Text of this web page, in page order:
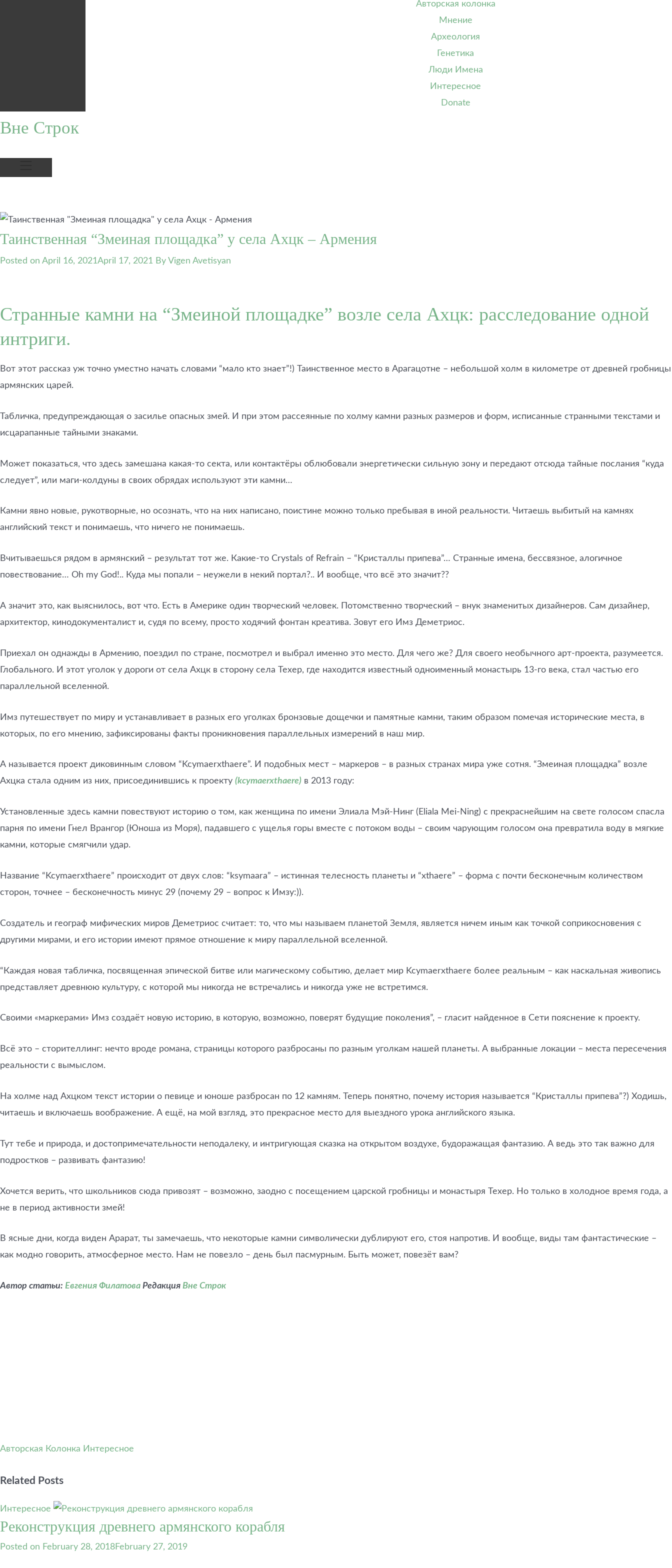
Авторская колонка
Мнение
Археология
Генетика
Люди Имена
Интересное
Donate
Вне Строк
Таинственная “Змеиная площадка” у села Ахцк – Армения
Posted on April 16, 2021April 17, 2021 By Vigen Avetisyan
Странные камни на “Змеиной площадке” возле села Ахцк: расследование одной
интриги.
Вот этот рассказ уж точно уместно начать словами “мало кто знает”!) Таинственное место в Арагацотне – небольшой холм в километре от древней гробницы
армянских царей.
Табличка, предупреждающая о засилье опасных змей. И при этом рассеянные по холму камни разных размеров и форм, исписанные странными текстами и
исцарапанные тайными знаками.
Может показаться, что здесь замешана какая-то секта, или контактёры облюбовали энергетически сильную зону и передают отсюда тайные послания “куда
следует”, или маги-колдуны в своих обрядах используют эти камни…
Камни явно новые, рукотворные, но осознать, что на них написано, поистине можно только пребывая в иной реальности. Читаешь выбитый на камнях
английский текст и понимаешь, что ничего не понимаешь.
Вчитываешься рядом в армянский – результат тот же. Какие-то Crystals of Refrain – “Кристаллы припева”… Странные имена, бессвязное, алогичное
повествование… Оh my God!.. Куда мы попали – неужели в некий портал?.. И вообще, что всё это значит??
А значит это, как выяснилось, вот что. Есть в Америке один творческий человек. Потомственно творческий – внук знаменитых дизайнеров. Сам дизайнер,
архитектор, кинодокументалист и, судя по всему, просто ходячий фонтан креатива. Зовут его Имз Деметриос.
Приехал он однажды в Армению, поездил по стране, посмотрел и выбрал именно это место. Для чего же? Для своего необычного арт-проекта, разумеется.
Глобального. И этот уголок у дороги от села Ахцк в сторону села Техер, где находится известный одноименный монастырь 13-го века, стал частью его
параллельной вселенной.
Имз путешествует по миру и устанавливает в разных его уголках бронзовые дощечки и памятные камни, таким образом помечая исторические места, в
которых, по его мнению, зафиксированы факты проникновения параллельных измерений в наш мир.
А называется проект диковинным словом “Kcymaerxthaere”. И подобных мест – маркеров – в разных странах мира уже сотня. “Змеиная площадка” возле
Ахцка стала одним из них, присоединившись к проекту (kcymaerxthaere) в 2013 году:
Установленные здесь камни повествуют историю о том, как женщина по имени Элиала Мэй-Нинг (Eliala Mei-Ning) с прекраснейшим на свете голосом спасла
парня по имени Гнел Врангор (Юноша из Моря), падавшего с ущелья горы вместе с потоком воды – своим чарующим голосом она превратила воду в мягкие
камни, которые смягчили удар.
Название “Kcymaerxthaere” происходит от двух слов: “ksymaara” – истинная телесность планеты и “xthaere” – форма с почти бесконечным количеством
сторон, точнее – бесконечность минус 29 (почему 29 – вопрос к Имзу:)).
Создатель и географ мифических миров Деметриос считает: то, что мы называем планетой Земля, является ничем иным как точкой соприкосновения с
другими мирами, и его истории имеют прямое отношение к миру параллельной вселенной.
“Каждая новая табличка, посвященная эпической битве или магическому событию, делает мир Kcymaerxthaere более реальным – как наскальная живопись
представляет древнюю культуру, с которой мы никогда не встречались и никогда уже не встретимся.
Своими «маркерами» Имз создаёт новую историю, в которую, возможно, поверят будущие поколения”, – гласит найденное в Сети пояснение к проекту.
Всё это – сторителлинг: нечто вроде романа, страницы которого разбросаны по разным уголкам нашей планеты. А выбранные локации – места пересечения
реальности с вымыслом.
На холме над Ахцком текст истории о певице и юноше разбросан по 12 камням. Теперь понятно, почему история называется “Кристаллы припева”?) Ходишь,
читаешь и включаешь воображение. А ещё, на мой взгляд, это прекрасное место для выездного урока английского языка.
Тут тебе и природа, и достопримечательности неподалеку, и интригующая сказка на открытом воздухе, будоражащая фантазию. А ведь это так важно для
подростков – развивать фантазию!
Хочется верить, что школьников сюда привозят – возможно, заодно с посещением царской гробницы и монастыря Техер. Но только в холодное время года, а
не в период активности змей!
В ясные дни, когда виден Арарат, ты замечаешь, что некоторые камни символически дублируют его, стоя напротив. И вообще, виды там фантастические –
как модно говорить, атмосферное место. Нам не повезло – день был пасмурным. Быть может, повезёт вам?
Автор статьи: Евгения Филатова Редакция Вне Строк
Авторская Колонка Интересное
Related Posts
Интересное
Реконструкция древнего армянского корабля
Posted on February 28, 2018February 27, 2019